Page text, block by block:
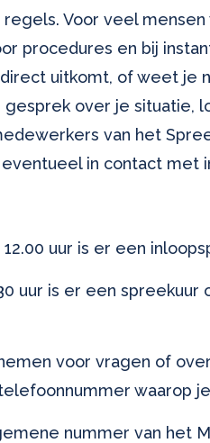
Voor veel
procedures en bij
uitkomt, of weet je
over je situatie,
van het
in contact met
uur is er een
uur is er een
voor vragen of
waarop
nummer van het